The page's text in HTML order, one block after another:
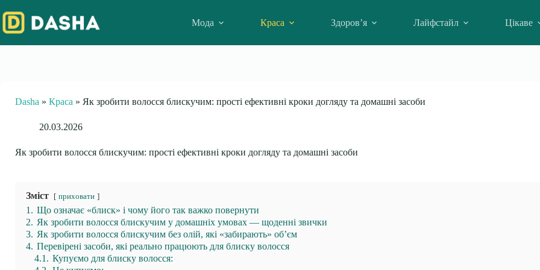
to
content
Мода Краса Здоров’я Лайфстайл Цікаве
Dasha » Краса » Як зробити волосся блискучим: прості ефективні кроки догляду та домашні засоби
20.03.2026
Як зробити волосся блискучим: прості ефективні кроки догляду та домашні засоби
Зміст приховати
1. Що означає «блиск» і чому його так важко повернути
2. Як зробити волосся блискучим у домашніх умовах — щоденні звички
3. Як зробити волосся блискучим без олій, які «забирають» обʼєм
4. Перевірені засоби, які реально працюють для блиску волосся
4.1. Купуємо для блиску волосся: